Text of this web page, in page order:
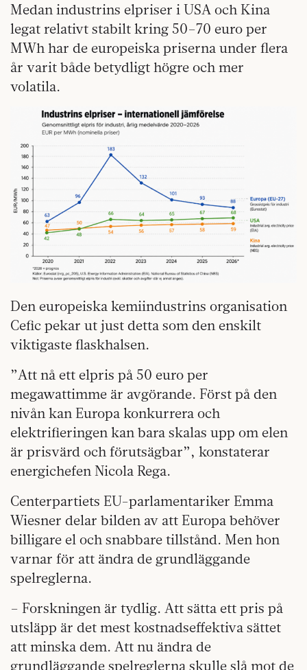
Medan industrins elpriser i USA och Kina
legat relativt stabilt kring 50–70 euro per
MWh har de europeiska priserna under flera
år varit både betydligt högre och mer
volatila.
Den europeiska kemiindustrins organisation
Cefic pekar ut just detta som den enskilt
viktigaste flaskhalsen.
”Att nå ett elpris på 50 euro per
megawattimme är avgörande. Först på den
nivån kan Europa konkurrera och
elektrifieringen kan bara skalas upp om elen
är prisvärd och förutsägbar”, konstaterar
energichefen Nicola Rega.
Centerpartiets EU-parlamentariker Emma
Wiesner delar bilden av att Europa behöver
billigare el och snabbare tillstånd. Men hon
varnar för att ändra de grundläggande
spelreglerna.
– Forskningen är tydlig. Att sätta ett pris på
utsläpp är det mest kostnadseffektiva sättet
att minska dem. Att nu ändra de
grundläggande spelreglerna skulle slå mot de